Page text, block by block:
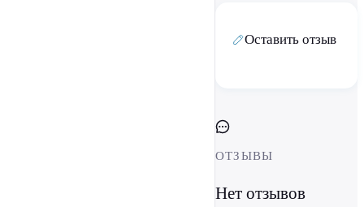
Оставить отзыв
ОТЗЫВЫ
Нет отзывов